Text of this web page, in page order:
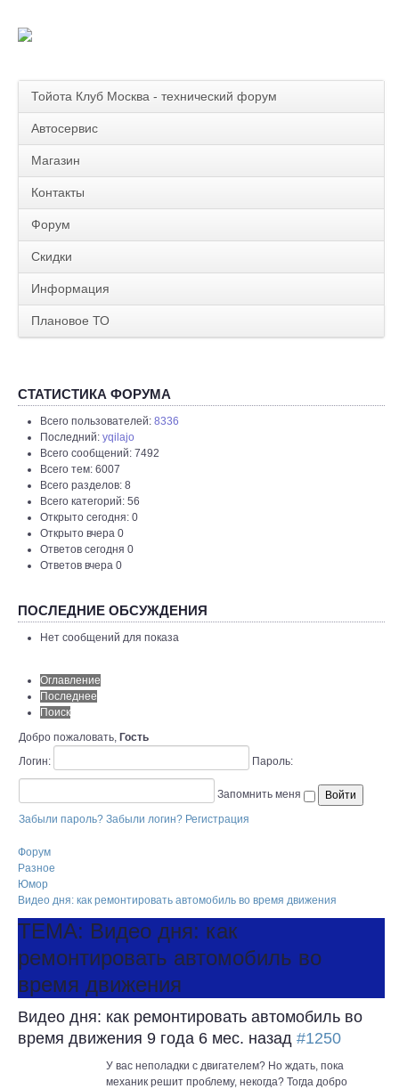
Тойота Клуб Москва - технический форум
Автосервис
Магазин
Контакты
Форум
Скидки
Информация
Плановое ТО
СТАТИСТИКА ФОРУМА
Всего пользователей: 8336
Последний: yqilajo
Всего сообщений: 7492
Всего тем: 6007
Всего разделов: 8
Всего категорий: 56
Открыто сегодня: 0
Открыто вчера 0
Ответов сегодня 0
Ответов вчера 0
ПОСЛЕДНИЕ ОБСУЖДЕНИЯ
Нет сообщений для показа
Оглавление
Последнее
Поиск
Добро пожаловать, Гость
Логин:
Пароль:
Запомнить меня
Забыли пароль? Забыли логин? Регистрация
Форум
Разное
Юмор
Видео дня: как ремонтировать автомобиль во время движения
ТЕМА: Видео дня: как
ремонтировать автомобиль во
время движения
Видео дня: как ремонтировать автомобиль во
время движения 9 года 6 мес. назад #1250
У вас неполадки с двигателем? Но ждать, пока
механик решит проблему, некогда? Тогда добро